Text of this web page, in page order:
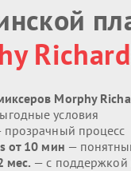
Morphy
условия
прозрачный процесс
от 10 мин —
мес. — с поддержкой